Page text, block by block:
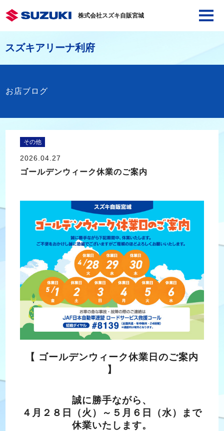
株式会社スズキ自販宮城
スズキアリーナ利府
お店ブログ
その他
2026.04.27
ゴールデンウィーク休業のご案内
【 ゴールデンウィーク休業日のご案内
】
誠に勝手ながら、
４月２８日（火）～５月６日（水）まで
休業いたします。